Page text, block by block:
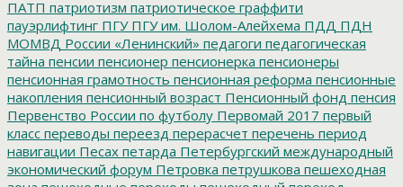
ПАТП патриотизм патриотическое граффити
пауэрлифтинг ПГУПГУ им. Шолом-Алейхема ПДД ПДН
МОМВД России «Ленинский» педагоги педагогическая
тайна пенсии пенсионер пенсионерка пенсионеры
пенсионная грамотность пенсионная реформа пенсионные
накопления пенсионный возраст Пенсионный фонд пенсия
Первенство России по футболу Первомай 2017 первый
класс переводы переезд перерасчет перечень период
навигации Песах петарда Петербургский международный
экономический форум Петровка петрушкова пешеходная